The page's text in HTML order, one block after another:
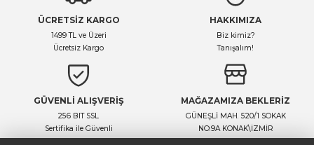
ÜCRETSİZ KARGO
1499 TL ve Üzeri
Ücretsiz Kargo
HAKKIMIZA
Biz kimiz?
Tanışalım!
GÜVENLİ ALIŞVERİŞ
256 BIT SSL
Sertifika ile Güvenli
MAĞAZAMIZA BEKLERİZ
GÜNEŞLİ MAH. 520/1 SOKAK
NO:9A KONAK\İZMİR